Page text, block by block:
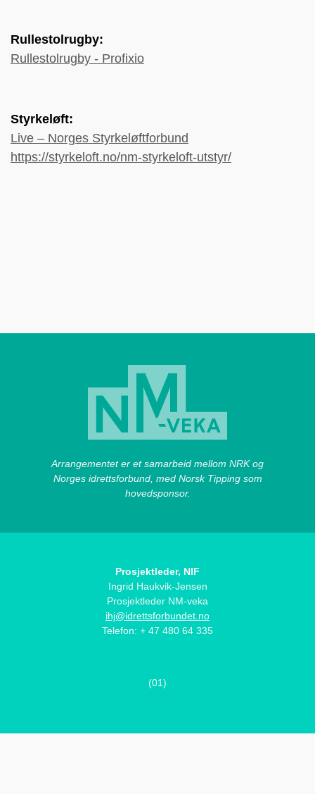
Rullestolrugby:
Rullestolrugby - Profixio
Styrkeløft:
Live – Norges Styrkeløftforbund
https://styrkeloft.no/nm-styrkeloft-utstyr/
Arrangementet er et samarbeid mellom NRK og
Norges idrettsforbund, med Norsk Tipping som
hovedsponsor.
Prosjektleder, NIF
Ingrid Haukvik-Jensen
Prosjektleder NM-veka
ihj@idrettsforbundet.no
Telefon: + 47 480 64 335
(01)